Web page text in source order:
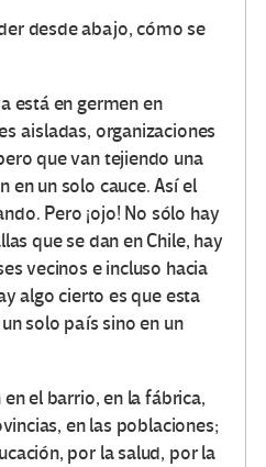
desde abajo, cómo se
está en germen en
aisladas, organizaciones
que van tejiendo una
en un solo cauce. Así el
Pero ¡ojo! No sólo hay
que se dan en Chile, hay
vecinos e incluso hacia
algo cierto es que esta
solo país sino en un
el barrio, en la fábrica,
en las poblaciones;
por la salud, por la